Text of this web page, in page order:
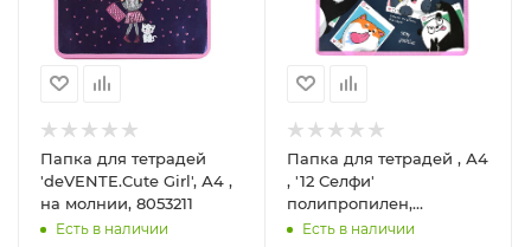
Папка для тетрадей
'deVENTE.Cute Girl', А4 ,
на молнии, 8053211
Есть в наличии
Папка для тетрадей , А4
, '12 Селфи'
полипропилен,
пластиковая, 62530
Есть в наличии